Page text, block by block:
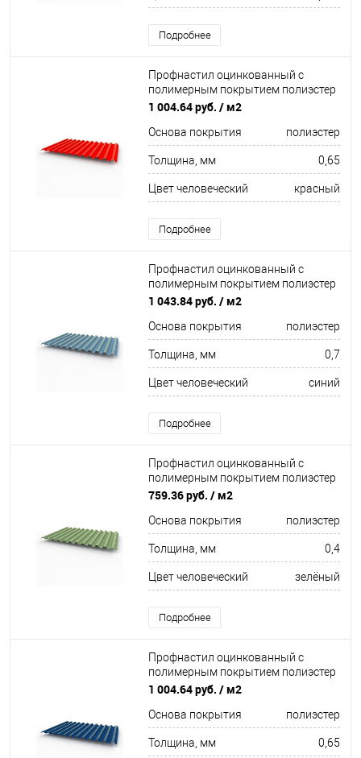
Подробнее
Профнастил оцинкованный с
полимерным покрытием полиэстер
С21 buildstor 0,65х1051мм RAL 3026
1 004.64 руб. / м2
Основа покрытия полиэстер
Толщина, мм 0,65
Цвет человеческий красный
Подробнее
Профнастил оцинкованный с
полимерным покрытием полиэстер
С21 buildstor 0,7х1051мм RAL 5024
1 043.84 руб. / м2
Основа покрытия полиэстер
Толщина, мм 0,7
Цвет человеческий синий
Подробнее
Профнастил оцинкованный с
полимерным покрытием полиэстер
С21 buildstor 0,4х1051мм RAL 6021
759.36 руб. / м2
Основа покрытия полиэстер
Толщина, мм 0,4
Цвет человеческий зелёный
Подробнее
Профнастил оцинкованный с
полимерным покрытием полиэстер
С21 buildstor 0,65х1051мм RAL 5010
1 004.64 руб. / м2
Основа покрытия полиэстер
Толщина, мм 0,65